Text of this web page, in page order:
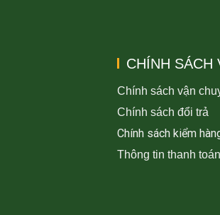
CHÍNH SÁCH
Chính sách vận
Chính sách đổi trả
Chính sách kiểm
Thông tin thanh toán